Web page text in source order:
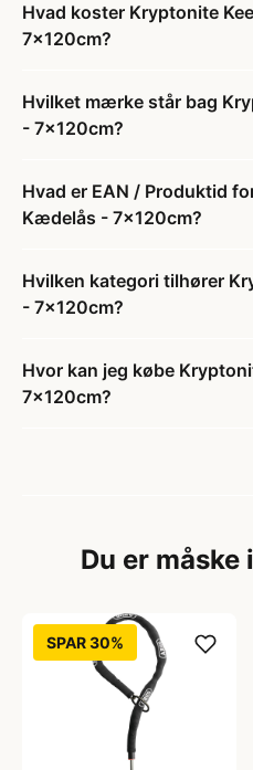
Hvad koster Kryptonite
7x120cm?
Hvilket mærke står bag
- 7x120cm?
Hvad er EAN / Produktid
Kædelås - 7x120cm?
Hvilken kategori tilhører
- 7x120cm?
Hvor kan jeg købe
7x120cm?
Du er måske
SPAR 30%